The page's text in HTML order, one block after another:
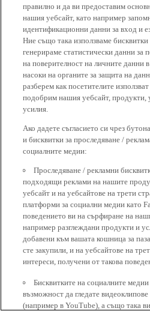
правилно и да ви предоставим
нашия уебсайт, като например
идентификационни данни за вход и
Ние също така използваме бисквитки
генерираме статистически данни за
на поверителност на личните данни
насоки на органите за защита на
разберем как посетителите
подобрим нашия уебсайт, продукти,
усилия.
Ако дадете съгласието си чрез
и бисквитки за проследяване /
социалните медии:
Проследяване / рекламни
подходящи реклами на нашите
уебсайт и на уебсайтове на трети
платформи за социални медии като
поведението ви на сърфиране на
например разглеждани продукти и
добавени към вашата кошница за
сте закупили, и на уебсайтове на
интереси, получени от такова
Бисквитките на социалните
възможност да гледате
(например в YouTube), а също така